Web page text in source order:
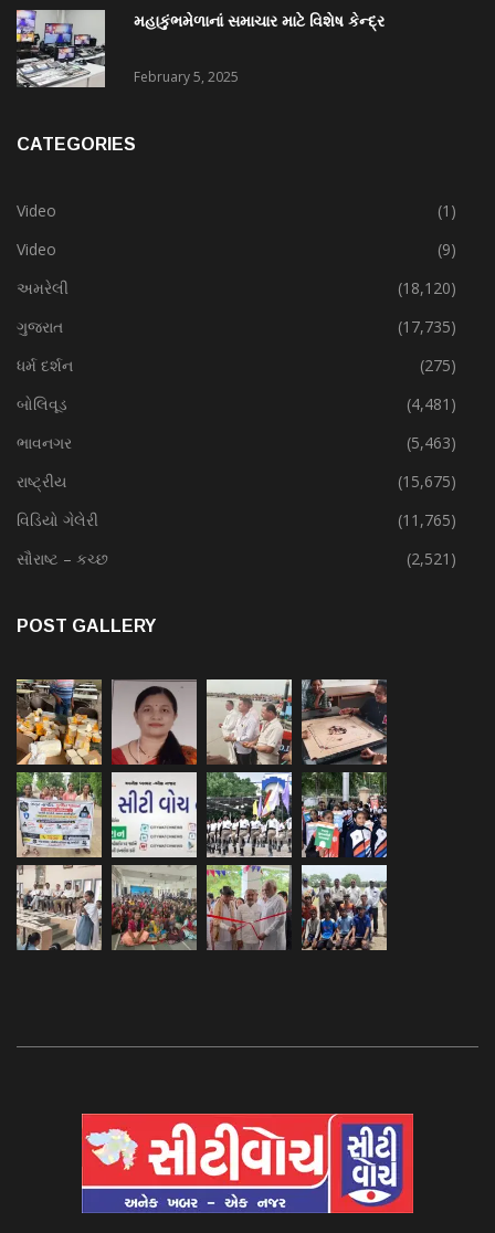
મહાકુંભમેળાનાં સમાચાર માટે વિશેષ કેન્દ્ર
February 5, 2025
CATEGORIES
Video
(1)
Video
(9)
અમરેલી
(18,120)
ગુજરાત
(17,735)
ધર્મ દર્શન
(275)
બોલિવૂડ
(4,481)
ભાવનગર
(5,463)
રાષ્ટ્રીય
(15,675)
વિડિયો ગેલેરી
(11,765)
સૌરાષ્ટ – કચ્છ
(2,521)
POST GALLERY